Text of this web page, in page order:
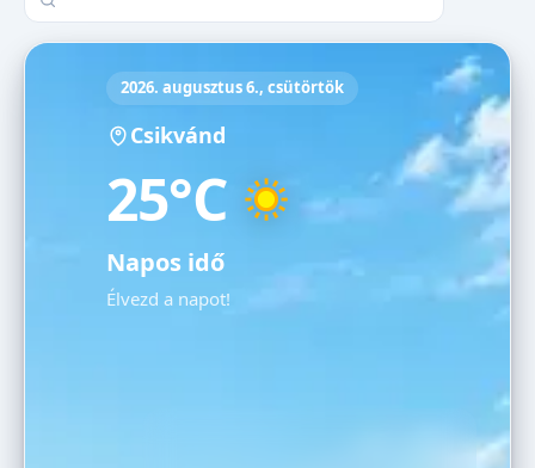
2026. augusztus 6., csütörtök
Csikvánd
25°C
Napos idő
Élvezd a napot!